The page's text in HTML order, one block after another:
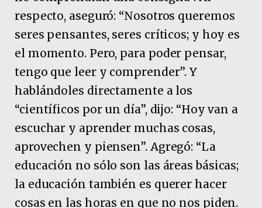
respecto, aseguró: “Nosotros queremos
seres pensantes, seres críticos; y hoy es
el momento. Pero, para poder pensar,
tengo que leer y comprender”. Y
hablándoles directamente a los
“científicos por un día”, dijo: “Hoy van a
escuchar y aprender muchas cosas,
aprovechen y piensen”. Agregó: “La
educación no sólo son las áreas básicas;
la educación también es querer hacer
cosas en las horas en que no nos piden.